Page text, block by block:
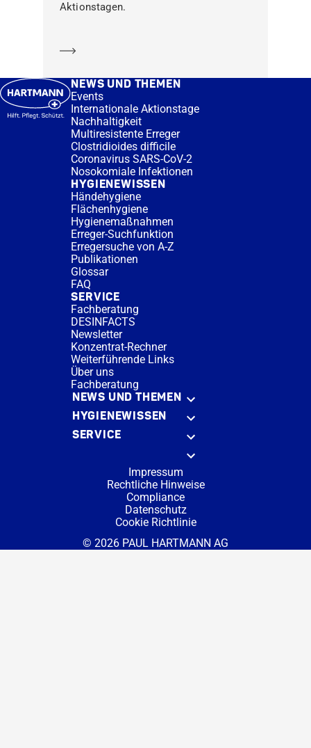
Aktionstagen.
NEWS UND THEMEN
Events
Internationale Aktionstage
Nachhaltigkeit
Multiresistente Erreger
Clostridioides difficile
Coronavirus SARS-CoV-2
Nosokomiale Infektionen
HYGIENEWISSEN
Händehygiene
Flächenhygiene
Hygienemaßnahmen
Erreger-Suchfunktion
Erregersuche von A-Z
Publikationen
Glossar
FAQ
SERVICE
Fachberatung
DESINFACTS
Newsletter
Konzentrat-Rechner
Weiterführende Links
Über uns
Fachberatung
NEWS UND THEMEN
HYGIENEWISSEN
SERVICE
Impressum
Rechtliche Hinweise
Compliance
Datenschutz
Cookie Richtlinie
© 2026 PAUL HARTMANN AG